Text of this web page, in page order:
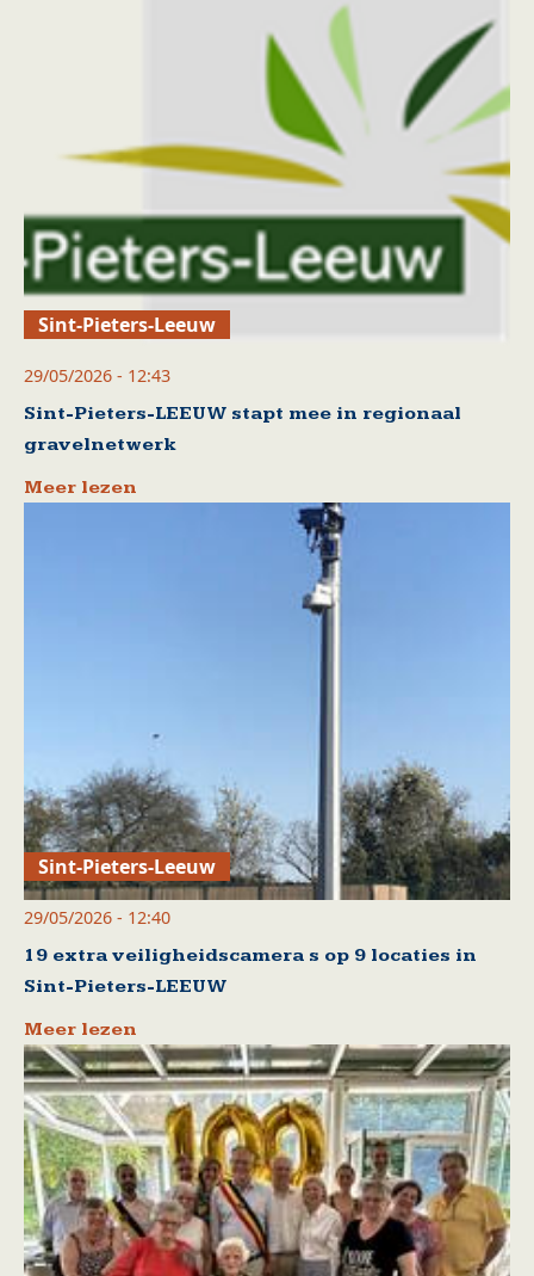
Sint-Pieters-Leeuw
29/05/2026 - 12:43
Sint-Pieters-LEEUW stapt mee in regionaal
gravelnetwerk
Meer lezen
Sint-Pieters-Leeuw
29/05/2026 - 12:40
19 extra veiligheidscamera s op 9 locaties in
Sint-Pieters-LEEUW
Meer lezen